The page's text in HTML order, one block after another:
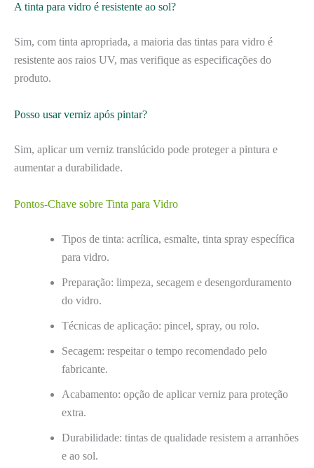
A tinta para vidro é resistente ao sol?
Sim, com tinta apropriada, a maioria das tintas para vidro é
resistente aos raios UV, mas verifique as especificações do
produto.
Posso usar verniz após pintar?
Sim, aplicar um verniz translúcido pode proteger a pintura e
aumentar a durabilidade.
Pontos-Chave sobre Tinta para Vidro
Tipos de tinta: acrílica, esmalte, tinta spray específica
para vidro.
Preparação: limpeza, secagem e desengorduramento
do vidro.
Técnicas de aplicação: pincel, spray, ou rolo.
Secagem: respeitar o tempo recomendado pelo
fabricante.
Acabamento: opção de aplicar verniz para proteção
extra.
Durabilidade: tintas de qualidade resistem a arranhões
e ao sol.